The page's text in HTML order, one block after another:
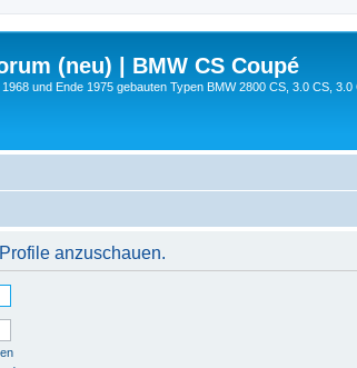
(neu) | BMW CS Coupé
und Ende 1975 gebauten Typen BMW 2800 CS, 3.0 CS, 3.0
anzuschauen.